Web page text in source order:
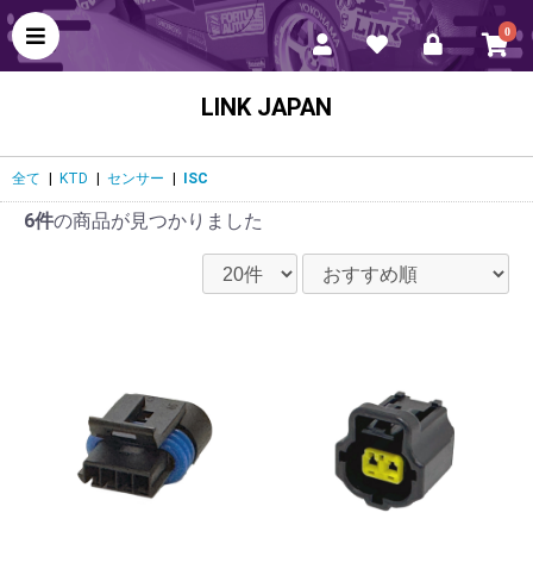
0
LINK JAPAN
全て KTD センサー ISC
6件の商品が見つかりました